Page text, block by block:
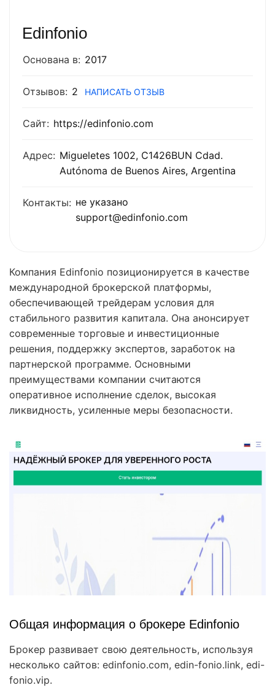
Edinfonio
Основана в: 2017
Отзывов: 2 НАПИСАТЬ ОТЗЫВ
Сайт: https://edinfonio.com
Адрес: Migueletes 1002, C1426BUN Cdad.
Autónoma de Buenos Aires, Argentina
Контакты: не указано
support@edinfonio.com
Компания Edinfonio позиционируется в качестве
международной брокерской платформы,
обеспечивающей трейдерам условия для
стабильного развития капитала. Она анонсирует
современные торговые и инвестиционные
решения, поддержку экспертов, заработок на
партнерской программе. Основными
преимуществами компании считаются
оперативное исполнение сделок, высокая
ликвидность, усиленные меры безопасности.
Общая информация о брокере Edinfonio
Брокер развивает свою деятельность, используя
несколько сайтов: edinfonio.com, edin-fonio.link, edi-
fonio.vip.